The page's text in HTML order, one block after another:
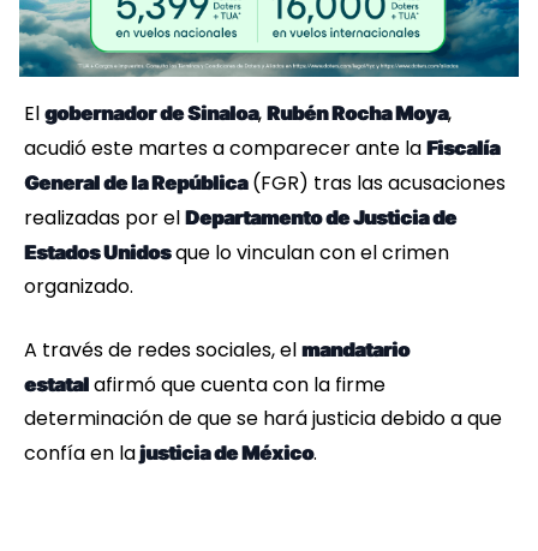
El gobernador de Sinaloa, Rubén Rocha Moya,
acudió este martes a comparecer ante la Fiscalía
General de la República(FGR) tras las acusaciones
realizadas por el Departamento de Justicia de
Estados Unidosque lo vinculan con el crimen
organizado.
A través de redes sociales, el mandatario
estatal afirmó que cuenta con la firme
determinación de que se hará justicia debido a que
confía en lajusticia de México.